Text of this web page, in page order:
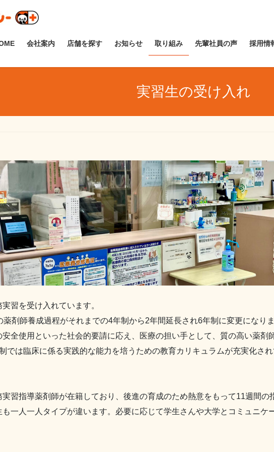
会社案内 店舗を探す お知らせ 取り組み 先輩社員の声 採用情
実習生の受け入れ
習を受け入れています。
剤師養成過程がそれまでの4年制から2年間延長され6年制に変更になり
全使用といった社会的要請に応え、医療の担い手として、質の高い薬剤
では臨床に係る実践的な能力を培うための教育カリキュラムが充実化さ
習指導薬剤師が在籍しており、後進の育成のため熱意をもって11週間
も一人一人タイプが違います。必要に応じて学生さんや大学とコミュニケ